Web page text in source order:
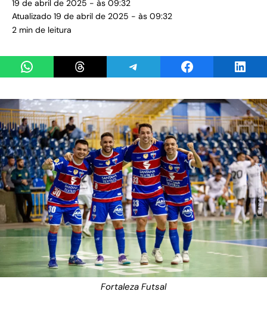
19 de abril de 2025 - às 09:32
Atualizado 19 de abril de 2025 - às 09:32
2 min de leitura
Share on WhatsAppShare on ThreadsShare on TelegramShare on Facebook
Fortaleza Futsal